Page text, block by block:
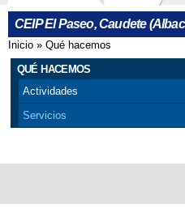
CEIP El Paseo, Caudete
Se encuentra
Inicio » Qué hacemos
QUÉ HACEMOS
Actividades
Servicios